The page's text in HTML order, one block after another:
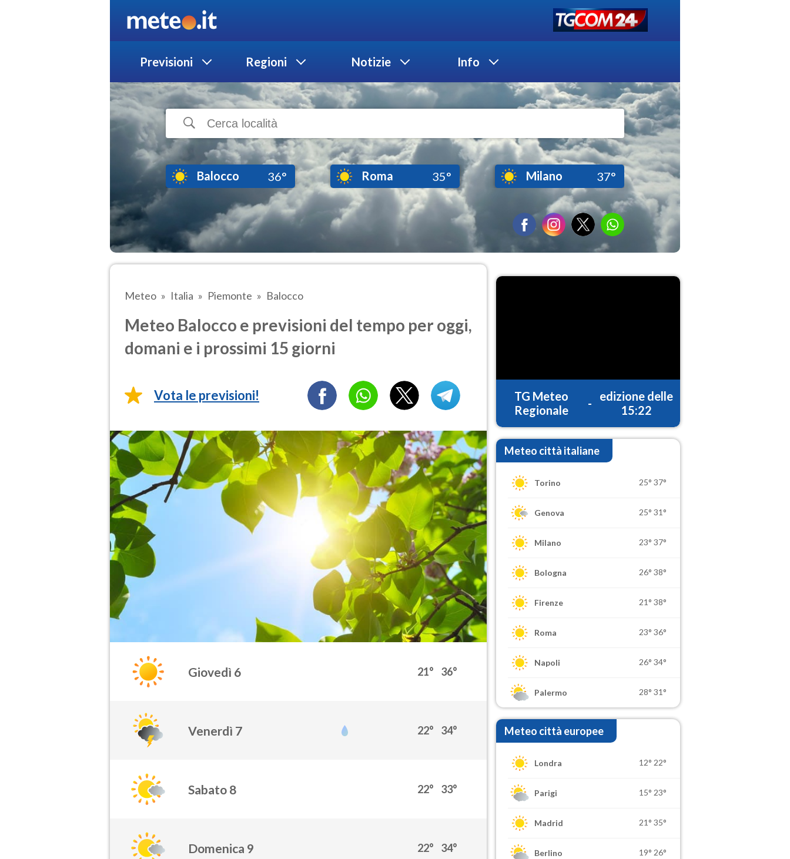
Previsioni Regioni Notizie Info
Balocco 36° Roma 35° Milano 37°
Meteo Italia Piemonte Balocco
Meteo Balocco e previsioni del tempo per oggi,
domani e i prossimi 15 giorni
Vota le previsioni!
Giovedì 6 21° 36°
Venerdì 7 22° 34°
Sabato 8 22° 33°
Domenica 9 22° 34°
TG Meteo
Regionale
-
edizione delle
15:22
Meteo città italiane
Torino 25° 37°
Genova 25° 31°
Milano 23° 37°
Bologna 26° 38°
Firenze 21° 38°
Roma 23° 36°
Napoli 26° 34°
Palermo 28° 31°
Meteo città europee
Londra 12° 22°
Parigi 15° 23°
Madrid 21° 35°
Berlino 19° 26°